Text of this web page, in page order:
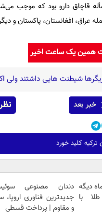
عراق، افغانستان، پاکستان
همین یک ساعت اخیر
شیطنت هایی داشتند ولی
خبر بعد
ترکیه کلید خورد
طلا بخر پولشو 4 ماه دیگه
با
دندان مصنوعی
جدیدترین فناوری
و مقاوم | پرداخت قسطی